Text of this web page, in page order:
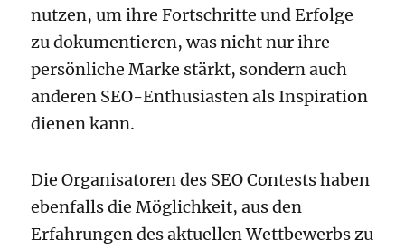
nutzen, um ihre Fortschritte und Erfolge
zu dokumentieren, was nicht nur ihre
persönliche Marke stärkt, sondern auch
anderen SEO-Enthusiasten als Inspiration
dienen kann.
Die Organisatoren des SEO Contests haben
ebenfalls die Möglichkeit, aus den
Erfahrungen des aktuellen Wettbewerbs zu